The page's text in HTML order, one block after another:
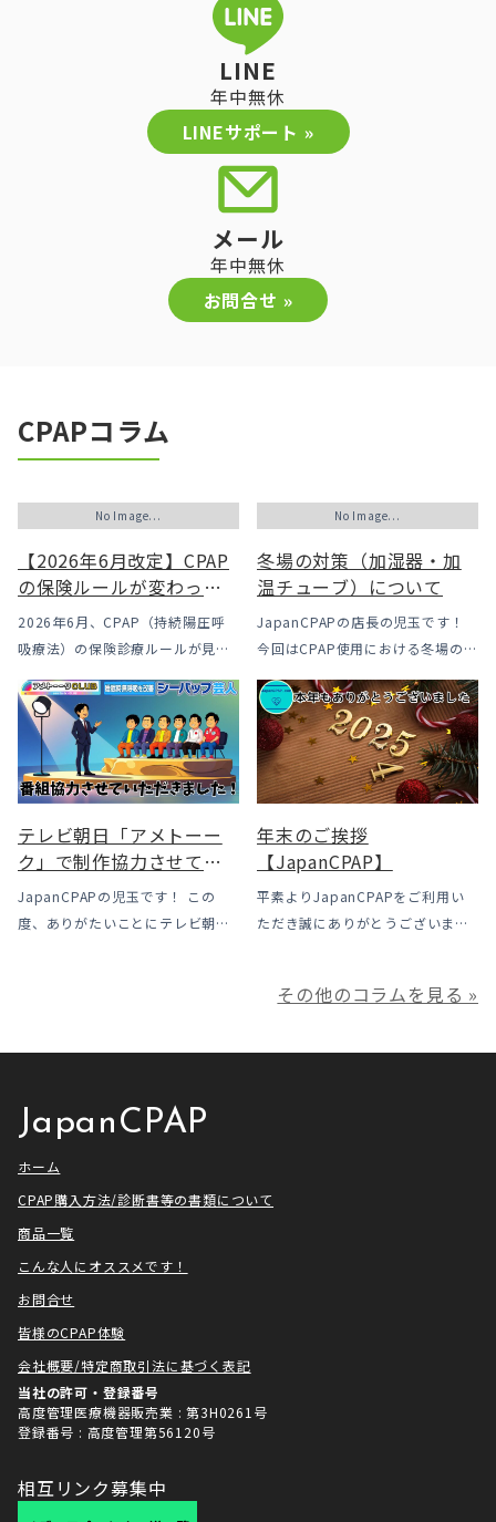
LINE
年中無休
LINEサポート »
メール
年中無休
お問合せ »
CPAPコラム
No Image...
【2026年6月改定】CPAP
の保険ルールが変わった
｜CPAPが使えなくなるか
も？変更のメリット・デ
う選択肢
2026年6月、CPAP（持続陽圧呼
吸療法）の保険診療ルールが見直
ルは下がった一方で、「続ける」
ための条件はこれまでより厳しく
なっています。この記事では、何
がどう変わったのかを患者様の立
場で […]
No Image...
冬場の対策（加湿器・加
温チューブ）について
JapanCPAPの店長の児玉です！
今回はCPAP使用における冬場のよ
露」についてのお話をさせて頂き
ます。 我々の拠点の北陸はCPAP
使用時に「乾燥・寒さ・結露」が
起こりやすい地域です、その […]
テレビ朝日「アメトーー
ク」で制作協力させてい
ただきました
JapanCPAPの児玉です！ この
度、ありがたいことにテレビ朝日
ク様は長い歴史があり、私も大
年末のご挨拶
【JapanCPAP】
平素よりJapanCPAPをご利用い
ただき誠にありがとうございま
利用いただき本当にありがとうご
満足いただけるサービスを提供さ
その他のコラムを見る »
JapanCPAP
ホーム
CPAP購入方法/診断書等の書類について
商品一覧
こんな人にオススメです！
お問合せ
皆様のCPAP体験
会社概要/特定商取引法に基づく表記
当社の許可・登録番号
高度管理医療機器販売業 : 第3H0261号
登録番号 : 高度管理第56120号
相互リンク募集中